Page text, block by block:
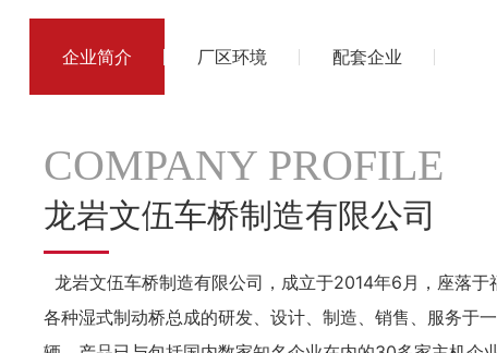
企业简介 厂区环境 配套企业
COMPANY PROFILE
龙岩文伍车桥制造有限公司
龙岩文伍车桥制造有限公司，成立于2014年6月，座落
各种湿式制动桥总成的研发、设计、制造、销售、服务于